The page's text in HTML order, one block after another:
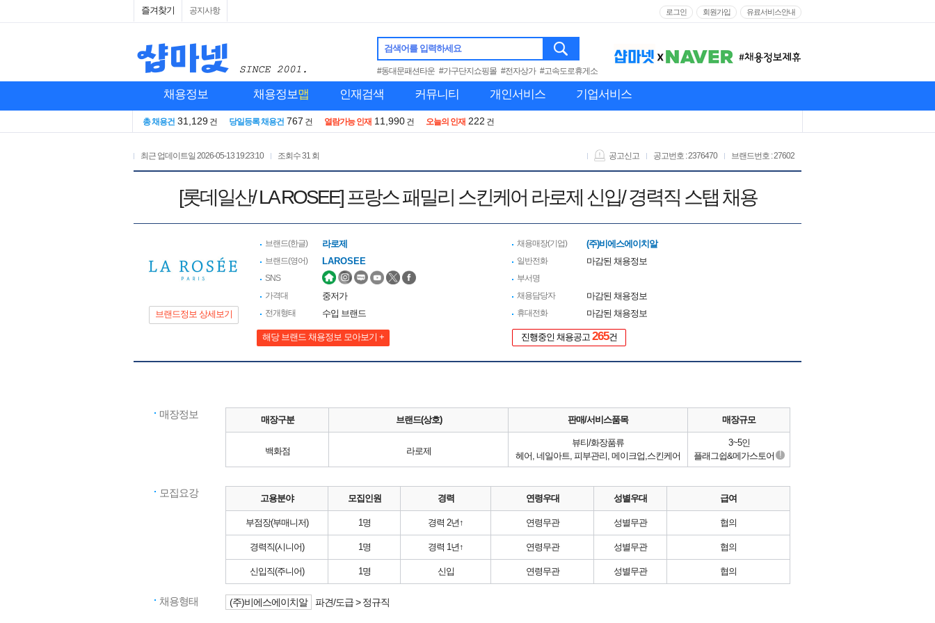
즐겨찾기 공지사항 로그인 회원가입 유료서비스안내
검색어를 입력하세요
#동대문패션타운 #가구단지쇼핑몰 #전자상가 #고속도로휴게소
채용정보 채용정보맵 인재검색 커뮤니티 개인서비스 기업서비스
총 채용건 31,129 건 당일등록 채용건 767 건 열람가능 인재 11,990 건 오늘의 인재 222 건
최근 업데이트일 2026-05-13 19:23:10 조회수31 회 브랜드번호 : 27602
공고번호 : 2376470
공고신고
[롯데일산/ LA ROSEE] 프랑스 패밀리 스킨케어 라로제 신입/ 경력직 스탭 채용
브랜드정보 상세보기
브랜드(한글) 라로제
브랜드(영어) LAROSEE
SNS
가격대
중저가
전개형태 수입 브랜드
해당 브랜드 채용정보 모아보기 +
채용매장(기업) (주)비에스에이치알
일반전화 마감된 채용정보
부서명
채용담당자
마감된 채용정보
휴대전화 마감된 채용정보
진행중인 채용공고 265건
매장정보 매장구분 브랜드(상호) 판매/서비스품목 매장규모
백화점 라로제
뷰티/화장품류
헤어, 네일아트, 피부관리, 메이크업,스킨케어
3~5인
플래그쉽&메가스토어 !
모집요강 고용분야 모집인원 경력 연령우대 성별우대 급여
부점장(부매니저) 1명 경력 2년↑ 연령무관 성별무관 협의
경력직(시니어) 1명 경력 1년↑ 연령무관 성별무관 협의
신입직(주니어) 1명 신입 연령무관 성별무관 협의
채용형태 (주)비에스에이치알 파견/도급 > 정규직